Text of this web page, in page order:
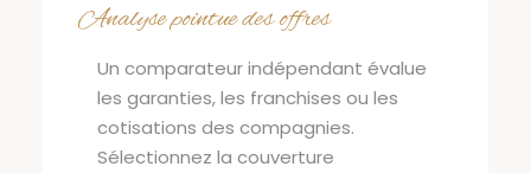
Analyse pointue des offres
Un comparateur indépendant évalue
les garanties, les franchises ou les
cotisations des compagnies.
Sélectionnez la couverture